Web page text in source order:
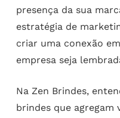
presença da sua
estratégia de
criar uma conexão
empresa seja
Na Zen Brindes,
brindes que agregam